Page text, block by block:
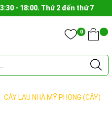
- 18:00. Thứ 2 đến thứ 7
0
CÂY LAU NHÀ MỸ PHONG (CÂY)